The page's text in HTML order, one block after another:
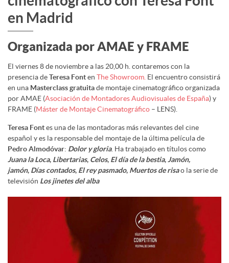
en Madrid
Organizada por AMAE y FRAME
El viernes 8 de noviembre a las 20,00 h. contaremos con la
presencia deTeresa Fonten The Showroom. El encuentro consistirá
en una Masterclass gratuitade montaje cinematográfico organizada
por AMAE (Asociación de Montadores Audiovisuales de España) y
FRAME (Máster de Montaje Cinematográfico – LENS).
Teresa Fontes una de las montadoras más relevantes del cine
español y es la responsable del montaje de la última película de
Pedro Almodóvar: Dolor y gloria. Ha trabajado en títulos como
Juana la Loca, Libertarias, Celos, El día de la bestia,Jamón,
jamón, Días contados, El rey pasmado, Muertos de risao la serie de
televisión Los jinetes del alba